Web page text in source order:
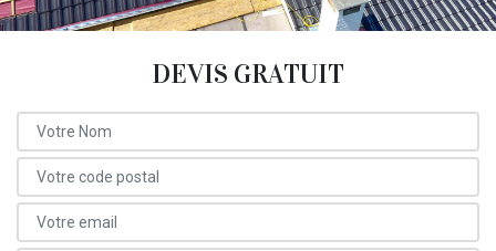
DEVIS GRATUIT